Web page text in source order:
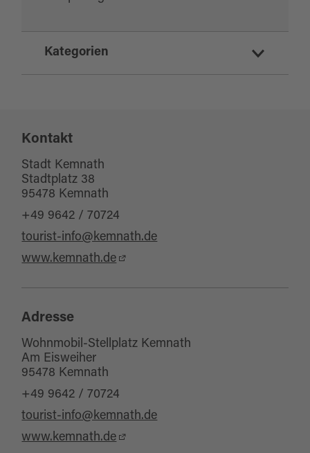
Kategorien
Geschäfte und Dienstleistung
E-Mobilität
Mobil und Service
Kontakt
Stadt Kemnath
Stadtplatz 38
95478 Kemnath
+49 9642 / 70724
tourist-info@kemnath.de
www.kemnath.de
Adresse
Wohnmobil-Stellplatz Kemnath
Am Eisweiher
95478 Kemnath
+49 9642 / 70724
tourist-info@kemnath.de
www.kemnath.de